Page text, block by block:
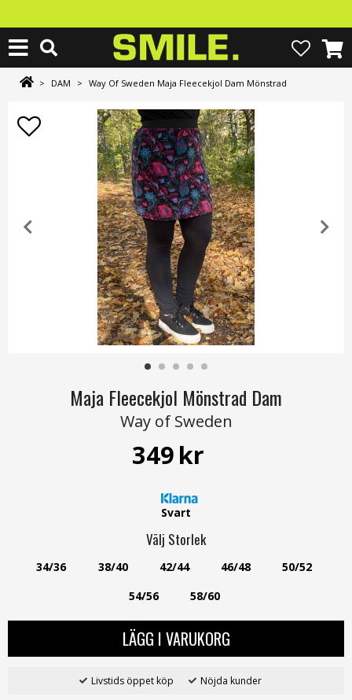
> DAM > Way Of Sweden Maja Fleecekjol Dam Mönstrad
Maja Fleecekjol Mönstrad Dam
Way of Sweden
349kr
Svart
Välj Storlek
34/36 38/40 42/44 46/48
50/52
54/56
58/60
LÄGG I VARUKORG
Livstids öppet köp Nöjda kunder